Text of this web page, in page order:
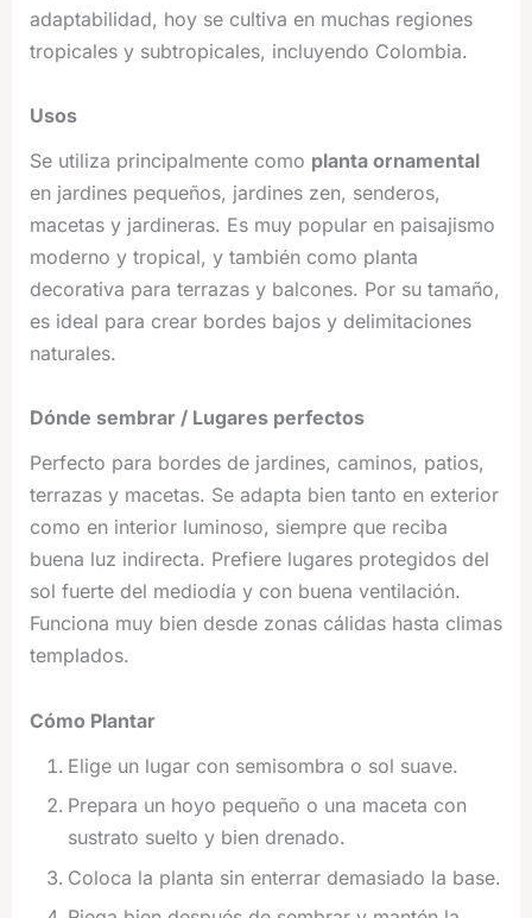
adaptabilidad, hoy se cultiva en muchas regiones
tropicales y subtropicales, incluyendo Colombia.
Usos
Se utiliza principalmente como planta ornamental
en jardines pequeños, jardines zen, senderos,
macetas y jardineras. Es muy popular en paisajismo
moderno y tropical, y también como planta
decorativa para terrazas y balcones. Por su tamaño,
es ideal para crear bordes bajos y delimitaciones
naturales.
Dónde sembrar / Lugares perfectos
Perfecto para bordes de jardines, caminos, patios,
terrazas y macetas. Se adapta bien tanto en exterior
como en interior luminoso, siempre que reciba
buena luz indirecta. Prefiere lugares protegidos del
sol fuerte del mediodía y con buena ventilación.
Funciona muy bien desde zonas cálidas hasta climas
templados.
Cómo Plantar
Elige un lugar con semisombra o sol suave.
Prepara un hoyo pequeño o una maceta con
sustrato suelto y bien drenado.
Coloca la planta sin enterrar demasiado la base.